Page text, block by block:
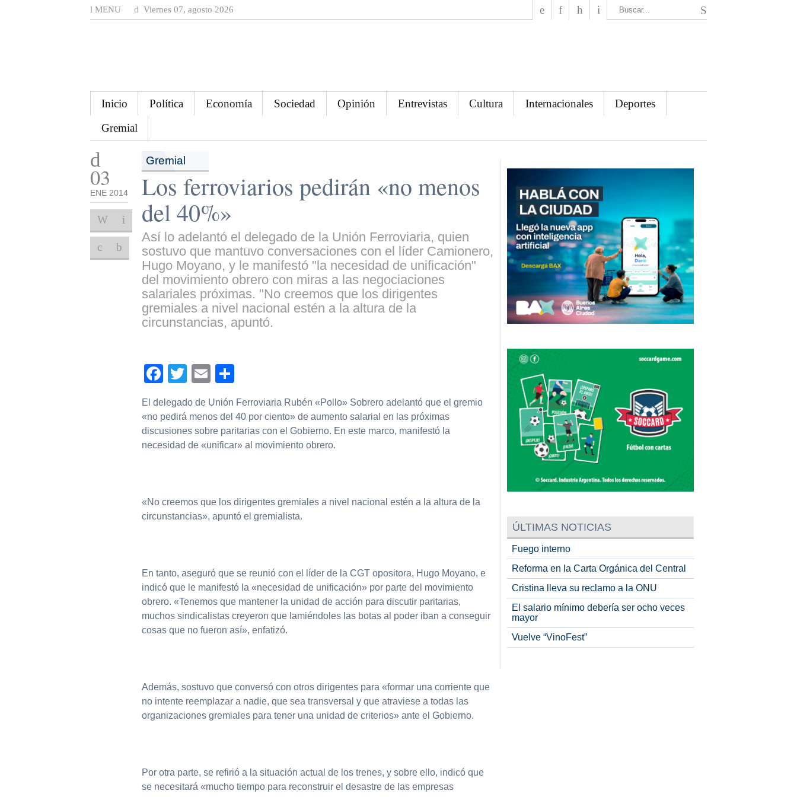
MENU Viernes 07, agosto 2026
Inicio Política Economía Sociedad Opinión Entrevistas Cultura Internacionales
Deportes
Gremial
03
ENE 2014
Gremial
Los ferroviarios pedirán «no menos
del 40%»
Así lo adelantó el delegado de la Unión Ferroviaria, quien
sostuvo que mantuvo conversaciones con el líder Camionero,
Hugo Moyano, y le manifestó "la necesidad de unificación"
del movimiento obrero con miras a las negociaciones
salariales próximas. "No creemos que los dirigentes
gremiales a nivel nacional estén a la altura de la
circunstancias, apuntó.
Facebook
TwitterEmail
El delegado de Unión Ferroviaria Rubén «Pollo» Sobrero adelantó que el gremio
«no pedirá menos del 40 por ciento» de aumento salarial en las próximas
discusiones sobre paritarias con el Gobierno. En este marco, manifestó la
necesidad de «unificar» al movimiento obrero.
«No creemos que los dirigentes gremiales a nivel nacional estén a la altura de la
circunstancias», apuntó el gremialista.
En tanto, aseguró que se reunió con el líder de la CGT opositora, Hugo Moyano, e
indicó que le manifestó la «necesidad de unificación» por parte del movimiento
obrero. «Tenemos que mantener la unidad de acción para discutir paritarias,
muchos sindicalistas creyeron que lamiéndoles las botas al poder iban a conseguir
cosas que no fueron así», enfatizó.
Además, sostuvo que conversó con otros dirigentes para «formar una corriente que
no intente reemplazar a nadie, que sea transversal y que atraviese a todas las
organizaciones gremiales para tener una unidad de criterios» ante el Gobierno.
Por otra parte, se refirió a la situación actual de los trenes, y sobre ello, indicó que
se necesitará «mucho tiempo para reconstruir el desastre de las empresas
ÚLTIMAS NOTICIAS
Fuego interno
Reforma en la Carta Orgánica del Central
Cristina lleva su reclamo a la ONU
El salario mínimo debería ser ocho veces
mayor
Vuelve “VinoFest”